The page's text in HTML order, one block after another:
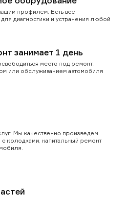
профилем. Есть все
диагностики и устранения любой
занимает 1 день
место под ремонт.
или обслуживанием автомобиля
Мы качественно произведем
с колодками, капитальный ремонт